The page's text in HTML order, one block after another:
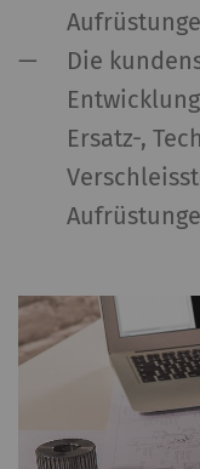
Die
Ersatz-,